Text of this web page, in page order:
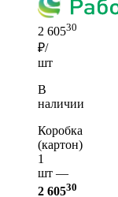
2 60530
₽/
шт
В
наличии
Коробка
(картон)
1
шт —
2 60530